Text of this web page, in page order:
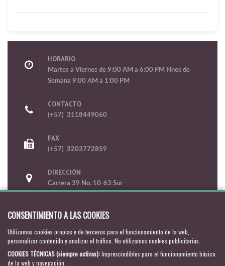
HORARIO
Martes a Viernes de 9:00 AM a 6:00 PM Fines de
Semana 9:00 AM a 1:00 PM
CONTACTO
(+57) 3118449060
FAX
(+57) 3203772859
DIRECCIÓN
Carrera 39 No. 10-63 Sur
CORREO ELECTRÓNICO
contacto@cdindependiente.co
cd.independiente@hotmail.com
CONSENTIMIENTO A LAS COOKIES
Utilizamos cookies propias y de terceros para el funcionamiento de la web,
personalizar contenido y analizar el tráfico. No utilizamos cookies publicitarias.
COOKIES TÉCNICAS (siempre activas):Imprescindibles para el funcionamiento básico
de la web y navegación.